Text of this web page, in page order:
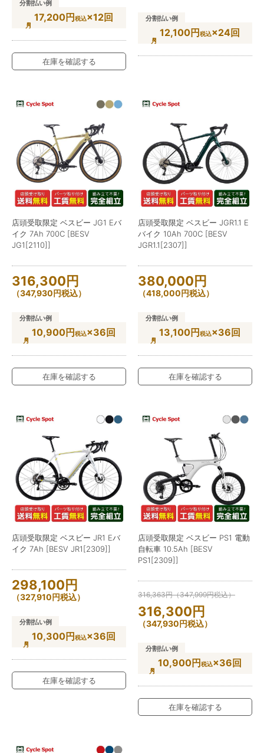
分割払い例
17,200円税込×12回
在庫を確認する
分割払い例
12,100円税込×24回
店頭受取限定 ベスビー JG1 Eバ
イク 7Ah 700C [BESV
JG1[2110]]
316,300円
（347,930円税込）
分割払い例
10,900円税込×36回
在庫を確認する
店頭受取限定 ベスビー JGR1.1 E
バイク 10Ah 700C [BESV
JGR1.1[2307]]
380,000円
（418,000円税込）
分割払い例
13,100円税込×36回
在庫を確認する
店頭受取限定 ベスビー JR1 Eバ
イク 7Ah [BESV JR1[2309]]
298,100円
（327,910円税込）
分割払い例
10,300円税込×36回
在庫を確認する
店頭受取限定 ベスビー PS1 電動
自転車 10.5Ah [BESV
PS1[2309]]
316,363円（347,999円税込）
316,300円
（347,930円税込）
分割払い例
10,900円税込×36回
在庫を確認する